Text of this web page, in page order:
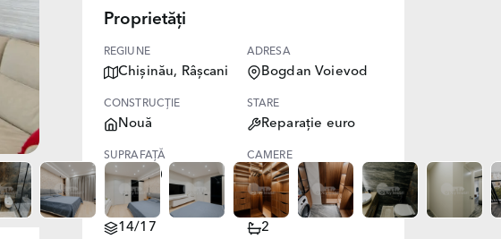
Proprietăți
REGIUNE
Chișinău, Râșcani
ADRESA
Bogdan Voievod
CONSTRUCȚIE
Nouă
STARE
Reparație euro
SUPRAFAȚĂ
100.00
CAMERE
3
NIVEL
14/17
BĂI
2